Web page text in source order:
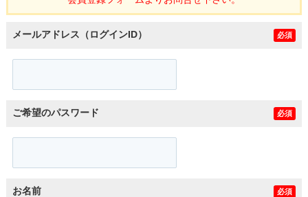
メールアドレス（ログインID） 必須
ご希望のパスワード 必須
お名前 必須